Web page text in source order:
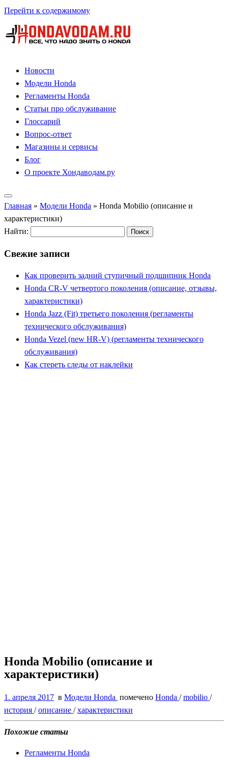
Перейти к содержимому
Новости
Модели Honda
Регламенты Honda
Статьи про обслуживание
Глоссарий
Вопрос-ответ
Магазины и сервисы
Блог
О проекте Хондаводам.ру
Главная » Модели Honda » Honda Mobilio (описание и
характеристики)
Найти:
Свежие записи
Как проверить задний ступичный подшипник Honda
Honda CR-V четвертого поколения (описание, отзывы,
характеристики)
Honda Jazz (Fit) третьего поколения (регламенты
технического обслуживания)
Honda Vezel (new HR-V) (регламенты технического
обслуживания)
Как стереть следы от наклейки
Honda Mobilio (описание и
характеристики)
1. апреля 2017 в Модели Honda помечено Honda /mobilio /
история /описание /характеристики
Похожие статьи
Регламенты Honda